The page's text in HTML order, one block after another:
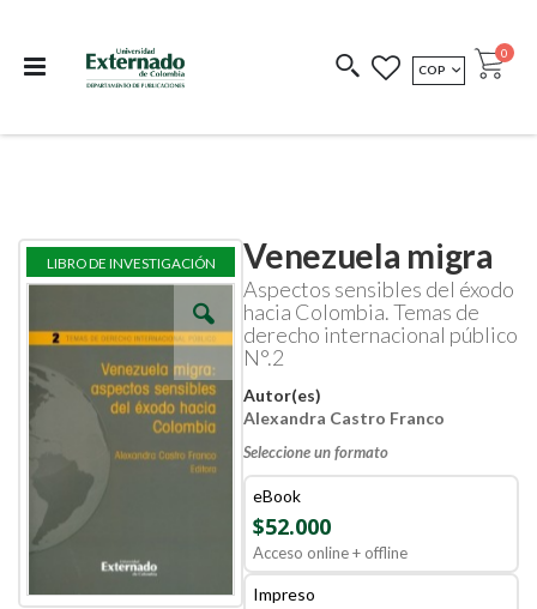
COEDICIONES REDIMIR CÓDIGO
MONEDA
COP Cart
0
Venezuela migra
Aspectos sensibles del éxodo
hacia Colombia. Temas de
derecho internacional público
N°.2
Autor(es)
Alexandra Castro Franco
Seleccione un formato
eBook
$52.000
Acceso online + offline
Impreso
Skip
the
of
images
gallery
Skip
the
of
images
gallery
LIBRO DE INVESTIGACIÓN